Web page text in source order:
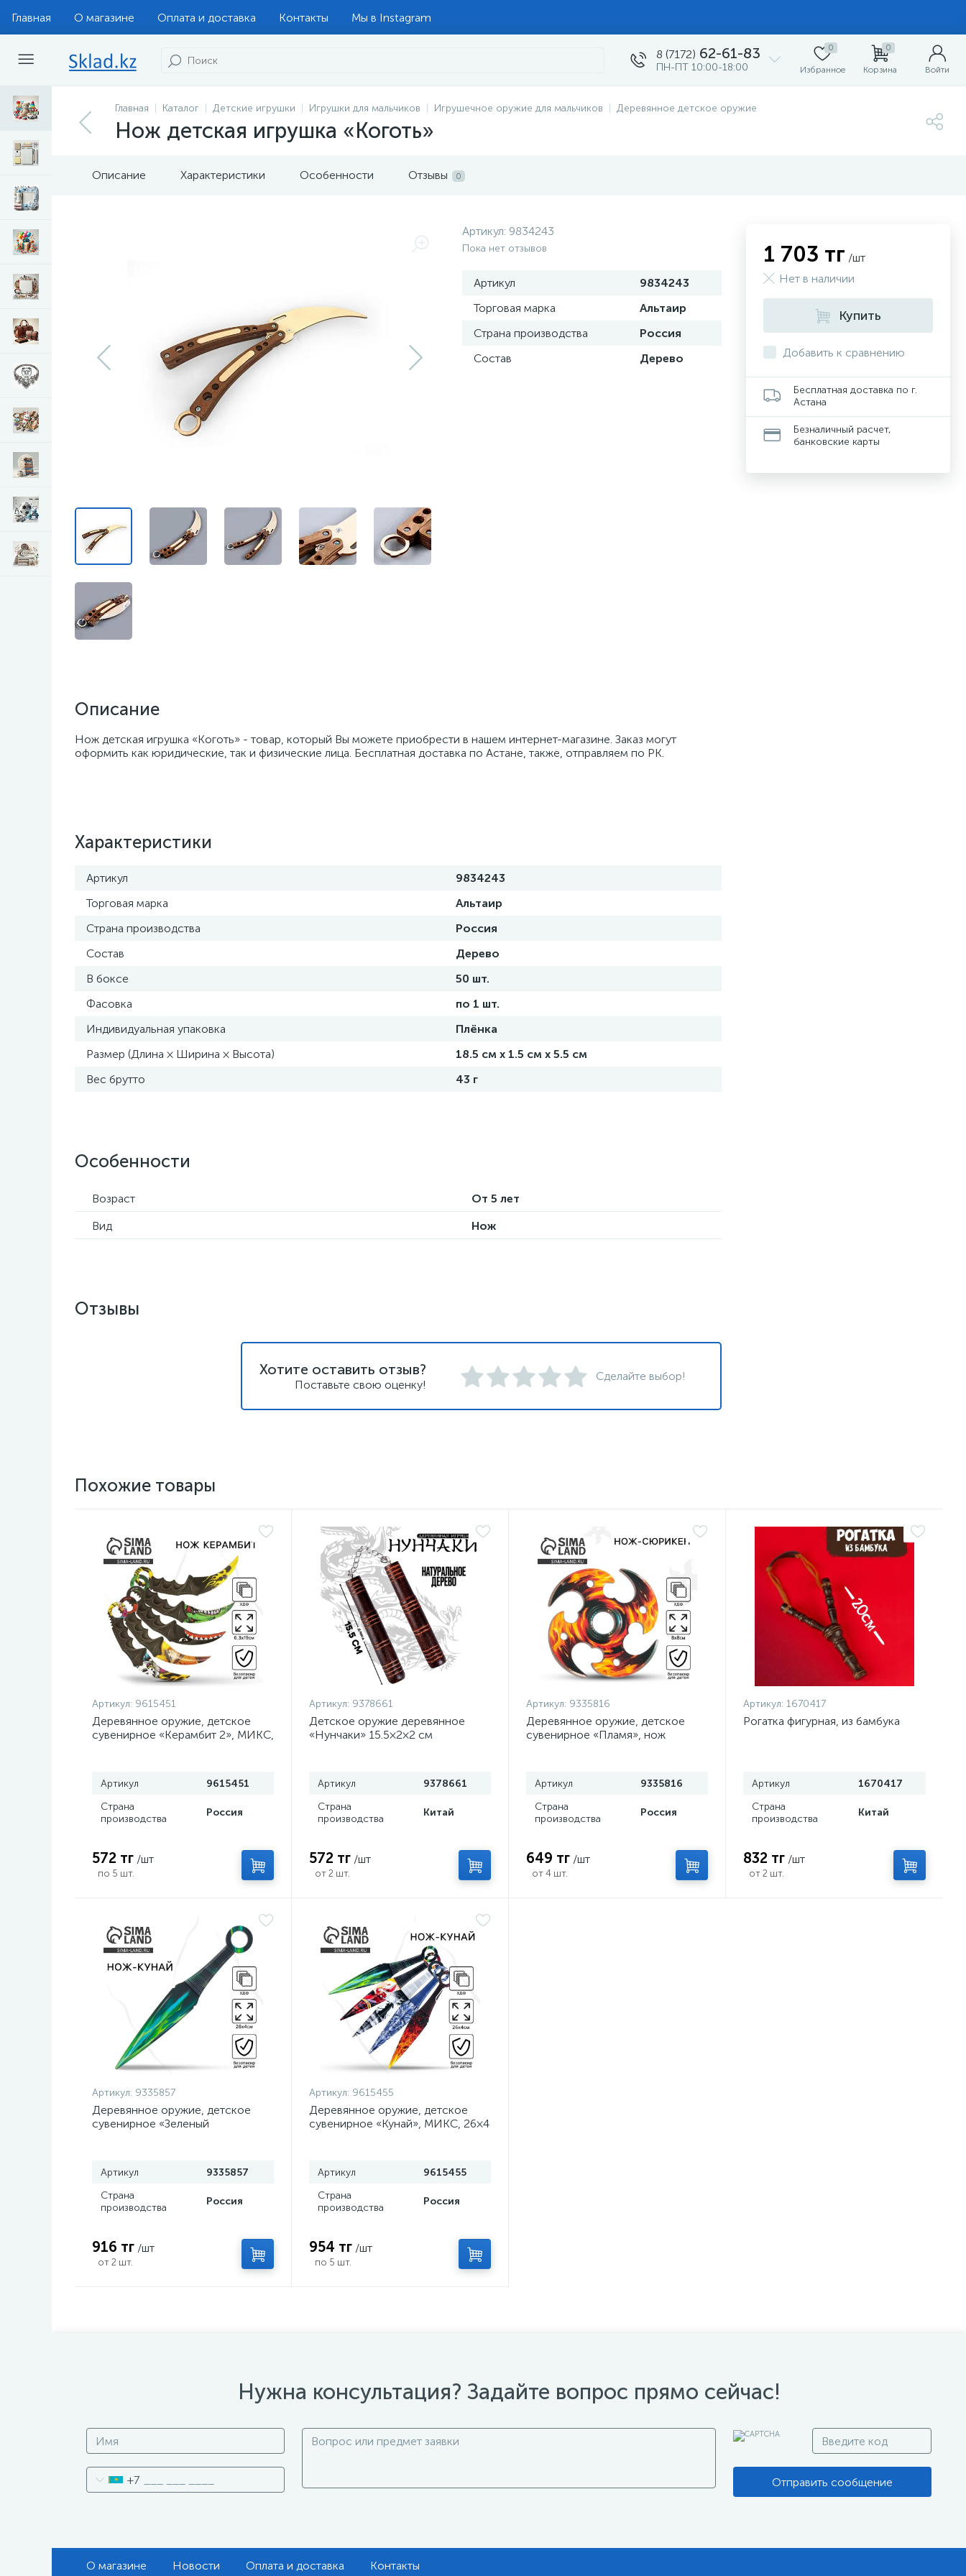
Главная О магазине Оплата и доставка Контакты Мы в Instagram
8 (7172) 62-61-83
ПН-ПТ 10:00-18:00
0
Избранное
0
Корзина Войти
Главная Каталог Детские игрушки Игрушки для мальчиков Игрушечное оружие для мальчиков Деревянное детское оружие
Нож детская игрушка «Коготь»
Описание Характеристики Особенности Отзывы 0
Артикул: 9834243
Пока нет отзывов
Артикул
9834243
Торговая марка
Альтаир
Страна производства
Россия
Состав
Дерево
Описание
Нож детская игрушка «Коготь» - товар, который Вы можете приобрести в нашем интернет-магазине. Заказ могут
оформить как юридические, так и физические лица. Бесплатная доставка по Астане, также, отправляем по РК.
Характеристики
Артикул
9834243
Торговая марка
Альтаир
Страна производства
Россия
Состав
Дерево
В боксе
50 шт.
Фасовка
по 1 шт.
Индивидуальная упаковка
Плёнка
Размер (Длина × Ширина × Высота)
18.5 см х 1.5 см х 5.5 см
Вес брутто
43 г
Особенности
Возраст
От 5 лет
Вид
Нож
1 703 тг /шт
Нет в наличии
Купить
Добавить к сравнению
Бесплатная доставка по г.
Астана
Безналичный расчет,
банковские карты
Отзывы
Хотите оставить отзыв?
Поставьте свою оценку!
Сделайте выбор!
Похожие товары
Артикул: 9615451
Деревянное оружие, детское
сувенирное «Керамбит 2», МИКС,
Артикул
9615451
Страна
производства
Россия
572 тг /шт
по 5 шт.
Артикул: 9378661
Детское оружие деревянное
«Нунчаки» 15.5×2×2 см
Артикул
9378661
Страна
производства
Китай
572 тг /шт
от 2 шт.
Артикул: 9335816
Деревянное оружие, детское
сувенирное «Пламя», нож
Артикул
9335816
Страна
производства
Россия
649 тг /шт
от 4 шт.
Артикул: 1670417
Рогатка фигурная, из бамбука
Артикул
1670417
Страна
производства
Китай
832 тг /шт
от 2 шт.
Артикул: 9335857
Деревянное оружие, детское
сувенирное «Зеленый
Артикул
9335857
Страна
производства
Россия
916 тг /шт
от 2 шт.
Артикул: 9615455
Деревянное оружие, детское
сувенирное «Кунай», МИКС, 26×4
Артикул
9615455
Страна
производства
Россия
954 тг /шт
по 5 шт.
Нужна консультация? Задайте вопрос прямо сейчас!
+7 Отправить сообщение
О магазине Новости Оплата и доставка Контакты